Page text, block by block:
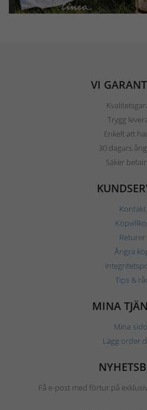
VI
Trygg
Enkelt att
30 dagars
Säker
Kontakt
Returer
Ångra
Tips &
MINA
Mina
Lägg order
Få e-post med förtur på